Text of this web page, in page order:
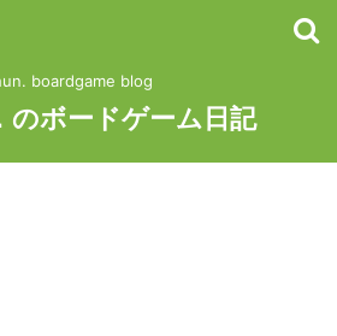
boardgame blog
のボードゲーム日記